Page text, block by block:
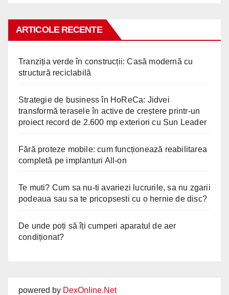
ARTICOLE RECENTE
Tranziția verde în construcții: Casă modernă cu
structură reciclabilă
Strategie de business în HoReCa: Jidvei
transformă terasele în active de creștere printr-un
proiect record de 2.600 mp exteriori cu Sun Leader
Fără proteze mobile: cum funcționează reabilitarea
completă pe implanturi All-on
Te muti? Cum sa nu-ti avariezi lucrurile, sa nu zgarii
podeaua sau sa te pricopsesti cu o hernie de disc?
De unde poți să îți cumperi aparatul de aer
condiționat?
powered by DexOnline.Net